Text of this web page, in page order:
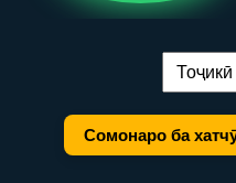
Иваз
Сомонаро ба